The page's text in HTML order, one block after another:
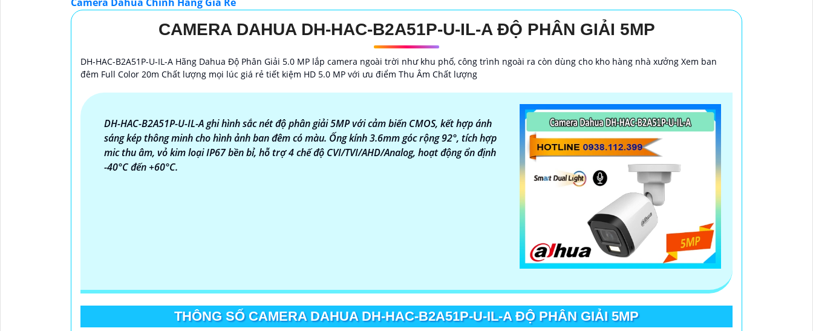
Dạ chắc chắn, đây là tư vấn của tôi về Camera Dahua chính hãng giá rẻ và chất lượng:
Camera Dahua là một thương hiệu nổi tiếng về sản phẩm an ninh và giám sát.⚒
nên mua từ các cửa hàng uy tín hoặc các đại lý chính thức của Dahua.☄️ 3:Mức giá của Camera Dahua có thể thay đổi tùy vào model và chức năng
của camera. Bạn nên tìm hiểu kỹ trước khi đầu tư.🎖️4:Chất lượng của Camera Dahua được đánh giá cao với độ phân giải cao, tính năng thông minh
và độ tin cậy.💖5:Nếu bạn muốn tìm camera Dahua giá rẻ, bạn có thể tham khảo trên các website thương mại điện tử hoặc tại các cửa hàng điện
tử.
Hy vọng rằng những thông tin trên sẽ giúp bạn chọn lựa được Camera Dahua chính hãng, giá rẻ và chất lượng. Nếu bạn có thêm câu hỏi hoặc cần
tư vấn thêm, đừng ngần ngại để lại Cung cấp cho công trình biết.
CAMERA DAHUA DH-HAC-B2A51P-U-IL-A ĐỘ PHÂN GIẢI 5MP
DH-HAC-B2A51P-U-IL-A Hãng Dahua Độ Phân Giải 5.0 MP lắp camera ngoài trời như khu phố, công trình ngoài ra còn dùng cho kho hàng nhà xưởng Xem ban
đêm Full Color 20m Chất lượng mọi lúc giá rẻ tiết kiệm HD 5.0 MP với ưu điểm Thu Âm Chất lượng
DH-HAC-B2A51P-U-IL-A ghi hình sắc nét độ phân giải 5MP với cảm biến CMOS, kết hợp ánh
sáng kép thông minh cho hình ảnh ban đêm có màu. Ống kính 3.6mm góc rộng 92°, tích hợp
mic thu âm, vỏ kim loại IP67 bền bỉ, hỗ trợ 4 chế độ CVI/TVI/AHD/Analog, hoạt động ổn định
-40°C đến +60°C.
THÔNG SỐ CAMERA DAHUA DH-HAC-B2A51P-U-IL-A ĐỘ PHÂN GIẢI 5MP